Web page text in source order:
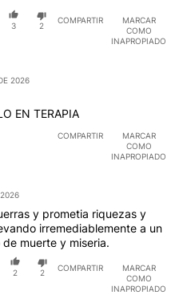
3 2
COMPARTIR
MARCAR
COMO
INAPROPIADO
2026
EN TERAPIA
COMPARTIR
MARCAR
COMO
INAPROPIADO
y prometia riquezas y
irremediablemente a un
muerte y miseria.
2 2
COMPARTIR
MARCAR
COMO
INAPROPIADO